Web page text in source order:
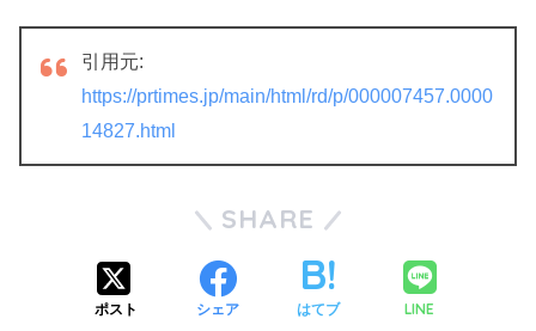
引用元:
https://prtimes.jp/main/html/rd/p/000007457.0000
14827.html
SHARE
ポスト シェア はてブ LINE